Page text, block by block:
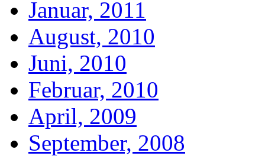
Januar, 2011
August, 2010
Juni, 2010
Februar, 2010
April, 2009
September, 2008